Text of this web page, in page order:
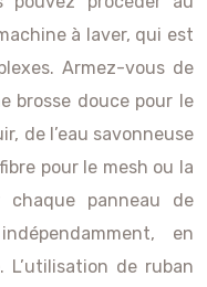
à laver, qui est
Armez-vous de
brosse douce pour le
de l’eau savonneuse
pour le mesh ou la
panneau de
en
L’utilisation de ruban